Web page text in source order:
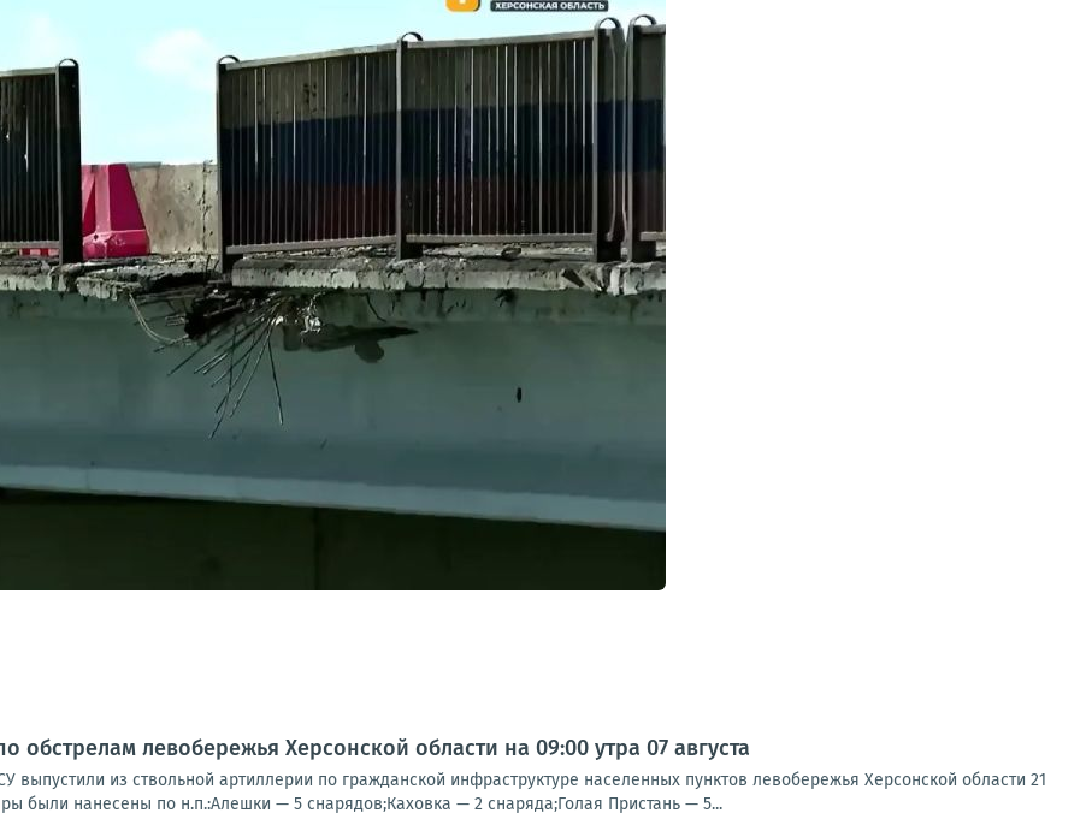
обстрелам левобережья Херсонской области на 09:00 утра 07 августа
выпустили из ствольной артиллерии по гражданской инфраструктуре населенных пунктов левобережья Херсонской области 21
были нанесены по н.п.:Алешки — 5 снарядов;Каховка — 2 снаряда;Голая Пристань — 5...